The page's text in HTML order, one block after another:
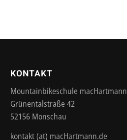
KONTAKT
Mountainbikeschule macHartmann
Grünentalstraße 42
52156 Monschau
kontakt (at) macHartmann.de